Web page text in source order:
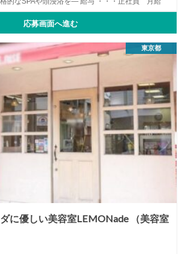
シスタント アルバイト・パート
応募画面へ進む
東京都
に優しい美容室LEMONade （美容室